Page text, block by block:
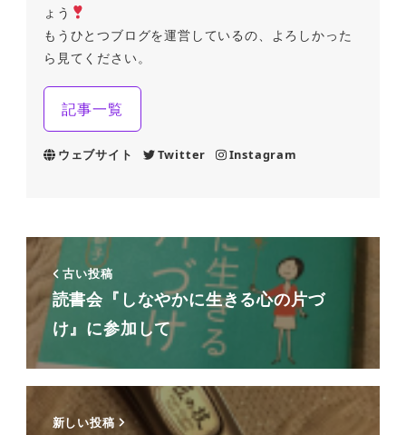
ょう
もうひとつブログを運営しているの、よろしかった
ら見てください。
記事一覧
ウェブサイト Twitter Instagram
古い投稿
読書会『しなやかに生きる心の片づ
け』に参加して
新しい投稿